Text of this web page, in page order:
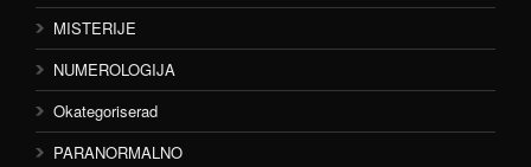
MISTERIJE
NUMEROLOGIJA
Okategoriserad
PARANORMALNO